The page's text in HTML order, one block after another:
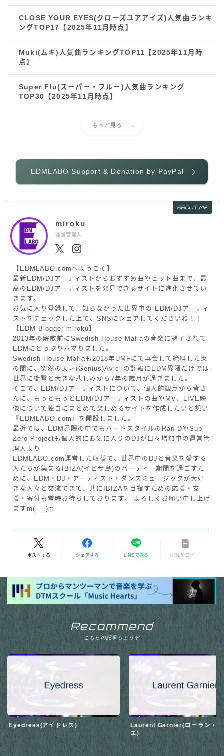
CLOSE YOUR EYES(クローズユアアイズ)人気曲ランキ
ングTOP17【2025年11月時点】
Muki(ムキ)人気曲ランキングTOP11【2025年11月時
点】
Super Flu(スーパー・フルー)人気曲ランキング
TOP30【2025年11月時点】
もっと見る
EDMLABO Support & Donation by PayPal
ABOUT ME
miroku
運営管理人
【EDMLABO.comへようこそ】
最新EDM/DJアーティストからおすすめ曲やヒット曲まで、最
高のEDM/DJアーティストを発見できるサイトに進化させてい
きます。
お気に入り登録して、知らなかった世界中の EDM/DJアーティ
ストをチェックした上で、SNSにシェアしてくださいね！！
【EDM Blogger miroku】
2013年の解散前にSwedish House Mafiaの音楽に魅了されて
EDMにどっぷりハマりました。
Swedish House Mafiaも2018年UMFにて再会して絶叫した束
の間に、突然の天才(Genius)Aviciiの訃報にEDM界隈だけでは
世界に衝撃と大きな悲しみから7年の歳月が過ぎました。
そこで、EDM/DJアーティストについて、個人的観点から皆さ
んに、もっともっとEDM/DJアーティストの曲やMV、LIVE映
像について独自にまとめて楽しめるサイトを作成したいと想い
『EDMLABO.com』を開設しました。
最近では、EDM界隈の中でもハードスタイルのRan-DやSub
Zero Projectも個人的にお気に入りのDJが日々増加中の運営管
理人より
EDMLABO.com運営した収益で、世界中のDJと音楽を愛する
人たちが集まるIBIZA(イビサ島)のパーティー期間を過ごすた
めに、EDM・DJ・アーティスト・ダンスミュージックが大好
きな人々と交流できて、共にIBIZAを目指すための応援・支
援・寄付も常時お待ちしております。 よろしくお願い申し上げ
ますm(_ _)m
ポストする シェアする LINEで送る URLをコピー
Recommend
こちらの記事もどうぞ
Eyedress(アイドレス)
Laurent Garnier(ローラン・
エ)
2025.09.27